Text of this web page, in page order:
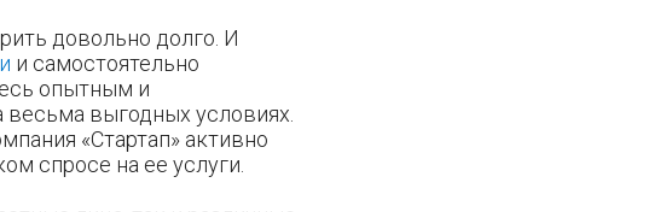
довольно долго. И
и самостоятельно
опытным и
выгодных условиях.
«Стартап» активно
спросе на ее услуги.